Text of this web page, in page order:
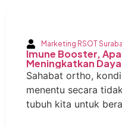
Marketing RSOT
Imune Booster,
Meningkatkan
Sahabat ortho,
menentu secara
tubuh kita untuk